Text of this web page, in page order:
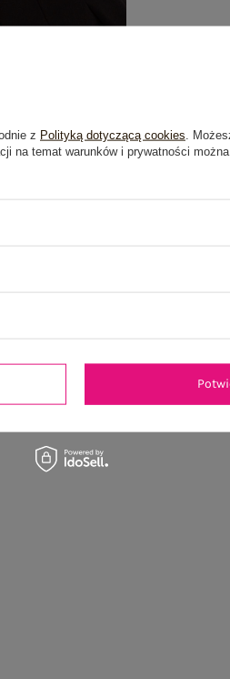
(0)
z Polityką dotyczącą cookies .
na temat warunków i prywatności